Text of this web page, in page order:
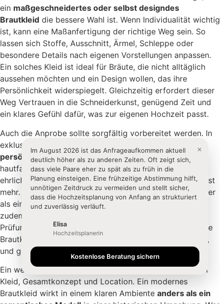
ein maßgeschneidertes oder selbst designdes
Brautkleid die bessere Wahl ist. Wenn Individualität wichtig
ist, kann eine Maßanfertigung der richtige Weg sein. So
lassen sich Stoffe, Ausschnitt, Ärmel, Schleppe oder
besondere Details nach eigenen Vorstellungen anpassen.
Ein solches Kleid ist ideal für Bräute, die nicht alltäglich
aussehen möchten und ein Design wollen, das ihre
Persönlichkeit widerspiegelt. Gleichzeitig erfordert dieser
Weg Vertrauen in die Schneiderkunst, genügend Zeit und
ein klares Gefühl dafür, was zur eigenen Hochzeit passt.
Auch die Anprobe sollte sorgfältig vorbereitet werden. In
exklusiven Brautsalons verläuft sie oft ruhig und
persönlich. Plane ausreichend Zeit ein, erscheine mit
hautfarbener Wäsche und bringe Begleiterinnen mit, die
ehrlich, aber unterstützend beraten. Weniger ist hier meist
mehr. Zwei oder drei vertraute Personen helfen oft besser
als eine große Runde mit vielen Meinungen. Wichtig ist
zudem, die Anprobe als Erlebnis zu sehen und nicht als
Prüfung. Du musst nicht beim ersten Termin das perfekte
Brautkleid finden. Druck kann das Bauchgefühl hemmen,
und genau dieses Gefühl ist oft entscheidend.
Ein weiterer wichtiger Punkt ist das Zusammenspiel von
Kleid, Gesamtkonzept und Location. Ein modernes
Brautkleid wirkt in einem klaren Ambiente anders als ein
×
Im August 2026 ist das Anfrageaufkommen aktuell
deutlich höher als zu anderen Zeiten. Oft zeigt sich,
dass viele Paare eher zu spät als zu früh in die
Planung einsteigen. Eine frühzeitige Abstimmung hilft,
unnötigen Zeitdruck zu vermeiden und stellt sicher,
dass die Hochzeitsplanung von Anfang an strukturiert
und zuverlässig verläuft.
Elisa
Hochzeitsplanerin
Kostenlose Beratung sichern